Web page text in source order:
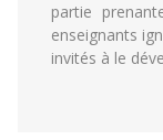
partie
enseignants
invités à le